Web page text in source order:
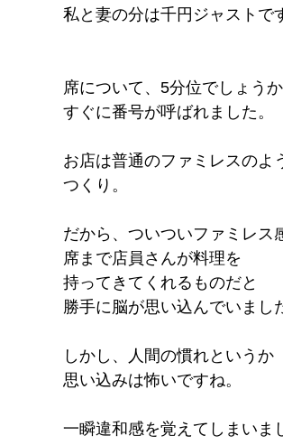
私と妻の分は千円ジャストで
席について、5分位でしょうか
すぐに番号が呼ばれました。
お店は普通のファミレスのよ
つくり。
だから、ついついファミレス
席まで店員さんが料理を
持ってきてくれるものだと
勝手に脳が思い込んでいまし
しかし、人間の慣れというか
思い込みは怖いですね。
一瞬違和感を覚えてしまいま